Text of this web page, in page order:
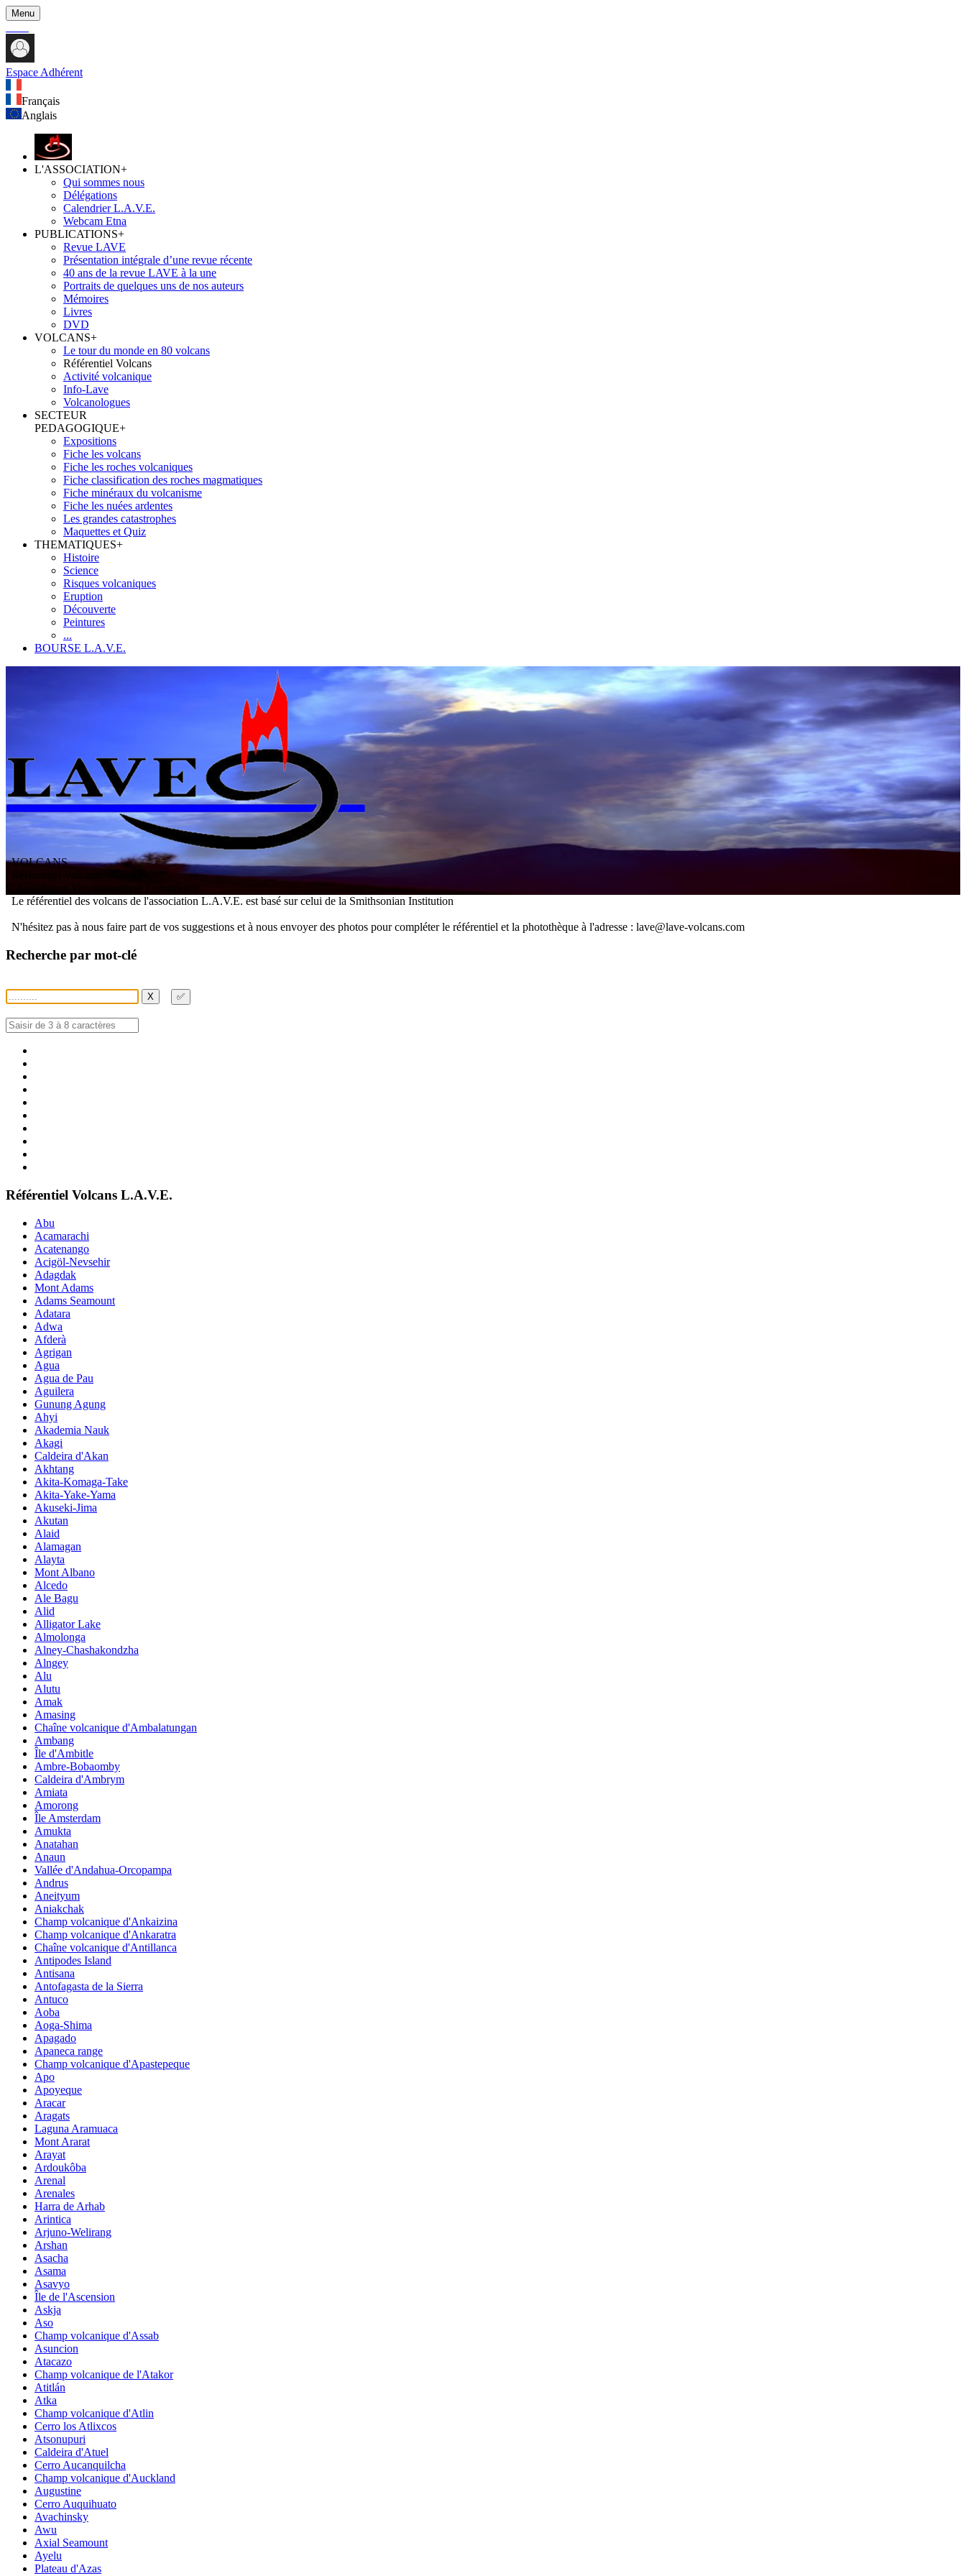
Menu
Espace Adhérent
Français
Anglais
L'ASSOCIATION+
Qui sommes nous
Délégations
Calendrier L.A.V.E.
Webcam Etna
PUBLICATIONS+
Revue LAVE
Présentation intégrale d’une revue récente
40 ans de la revue LAVE à la une
Portraits de quelques uns de nos auteurs
Mémoires
Livres
DVD
VOLCANS+
Le tour du monde en 80 volcans
Référentiel Volcans
Activité volcanique
Info-Lave
Volcanologues
SECTEUR
PEDAGOGIQUE+
Expositions
Fiche les volcans
Fiche les roches volcaniques
Fiche classification des roches magmatiques
Fiche minéraux du volcanisme
Fiche les nuées ardentes
Les grandes catastrophes
Maquettes et Quiz
THEMATIQUES+
Histoire
Science
Risques volcaniques
Eruption
Découverte
Peintures
...
BOURSE L.A.V.E.
VOLCANS
olcanologique
Le référentiel des volcans de l'association L.A.V.E. est basé sur celui de la Smithsonian Institution
N'hésitez pas à nous faire part de vos suggestions et à nous envoyer des photos pour compléter le référentiel et la photothèque à l'adresse : lave@lave-volcans.com
Recherche par mot-clé
X ✅
Référentiel Volcans L.A.V.E.
Abu
Acamarachi
Acatenango
Acigöl-Nevsehir
Adagdak
Mont Adams
Adams Seamount
Adatara
Adwa
Afderà
Agrigan
Agua
Agua de Pau
Aguilera
Gunung Agung
Ahyi
Akademia Nauk
Akagi
Caldeira d'Akan
Akhtang
Akita-Komaga-Take
Akita-Yake-Yama
Akuseki-Jima
Akutan
Alaid
Alamagan
Alayta
Mont Albano
Alcedo
Ale Bagu
Alid
Alligator Lake
Almolonga
Alney-Chashakondzha
Alngey
Alu
Alutu
Amak
Amasing
Chaîne volcanique d'Ambalatungan
Ambang
Île d'Ambitle
Ambre-Bobaomby
Caldeira d'Ambrym
Amiata
Amorong
Île Amsterdam
Amukta
Anatahan
Anaun
Vallée d'Andahua-Orcopampa
Andrus
Aneityum
Aniakchak
Champ volcanique d'Ankaizina
Champ volcanique d'Ankaratra
Chaîne volcanique d'Antillanca
Antipodes Island
Antisana
Antofagasta de la Sierra
Antuco
Aoba
Aoga-Shima
Apagado
Apaneca range
Champ volcanique d'Apastepeque
Apo
Apoyeque
Aracar
Aragats
Laguna Aramuaca
Mont Ararat
Arayat
Ardoukôba
Arenal
Arenales
Harra de Arhab
Arintica
Arjuno-Welirang
Arshan
Asacha
Asama
Asavyo
Île de l'Ascension
Askja
Aso
Champ volcanique d'Assab
Asuncion
Atacazo
Champ volcanique de l'Atakor
Atitlán
Atka
Champ volcanique d'Atlin
Cerro los Atlixcos
Atsonupuri
Caldeira d'Atuel
Cerro Aucanquilcha
Champ volcanique d'Auckland
Augustine
Cerro Auquihuato
Avachinsky
Awu
Axial Seamount
Ayelu
Plateau d'Azas